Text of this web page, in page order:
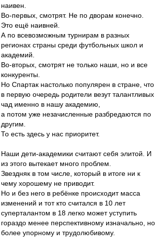
наивен.
Во-первых, смотрят. Не по дворам конечно.
Это ещё наивней.
А по всевозможным турнирам в разных
регионах страны среди футбольных школ и
академий.
Во-вторых, смотрят не только наши, но и все
конкуренты.
Но Спартак настолько популярен в стране, что
в первую очередь родители везут талантливых
чад именно в нашу академию,
а потом уже незачисленные разбредаются по
другим.
То есть здесь у нас приоритет.
Наши дети-академики считают себя элитой. И
из этого вытекает много проблем.
Звездняк в том числе, который в итоге ни к
чему хорошему не приводит.
Но и без него в ребёнке происходит масса
изменений и тот кто считался в 10 лет
суперталантом в 18 легко может уступить
гораздо менее перспективному изначально, но
более упорному и трудолюбивому.